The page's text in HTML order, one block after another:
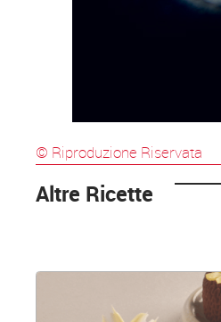
© Riproduzione Riservata
Altre Ricette